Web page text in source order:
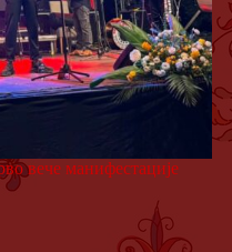
вече манифестације